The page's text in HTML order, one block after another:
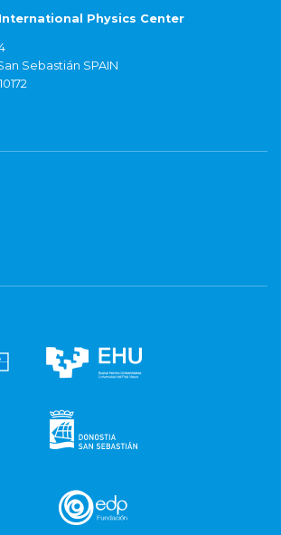
Physics Center
Sebastián SPAIN